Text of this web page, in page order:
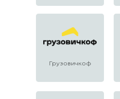
Грузовичкоф